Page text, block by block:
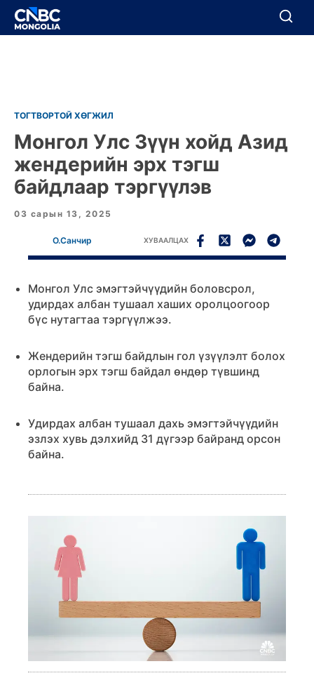
BREAKING
Цуцлах
ТОГТВОРТОЙ ХӨГЖИЛ
Монгол Улс Зүүн хойд Азид
жендерийн эрх тэгш
байдлаар тэргүүлэв
03 сарын 13, 2025
О.Санчир ХУВААЛЦАХ
Монгол Улс эмэгтэйчүүдийн боловсрол,
удирдах албан тушаал хаших оролцоогоор
бүс нутагтаа тэргүүлжээ.
Жендерийн тэгш байдлын гол үзүүлэлт болох
орлогын эрх тэгш байдал өндөр түвшинд
байна.
Удирдах албан тушаал дахь эмэгтэйчүүдийн
эзлэх хувь дэлхийд 31 дүгээр байранд орсон
байна.